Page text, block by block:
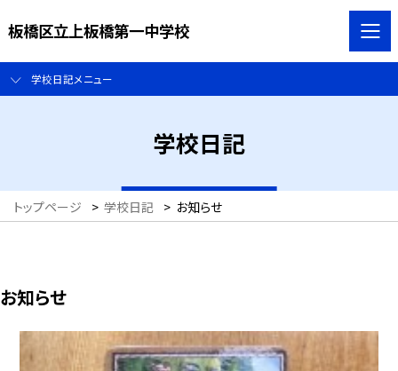
板橋区立上板橋第一中学校
学校日記メニュー
学校日記
トップページ > 学校日記 > お知らせ
お知らせ